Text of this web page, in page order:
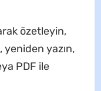
özetleyin,
yeniden yazın,
PDF ile